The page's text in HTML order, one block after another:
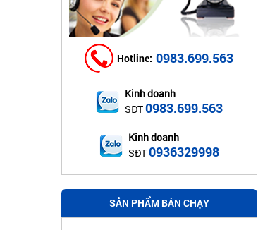
Hotline: 0983.699.563
Kinh doanh
SĐT0983.699.563
Kinh doanh
SĐT0936329998
SẢN PHẨM BÁN CHẠY